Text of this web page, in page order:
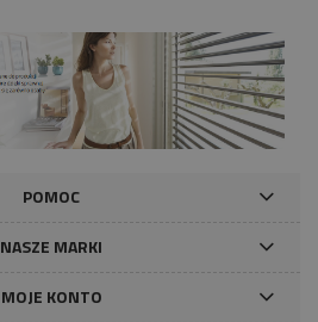
POMOC
NASZE MARKI
MOJE KONTO